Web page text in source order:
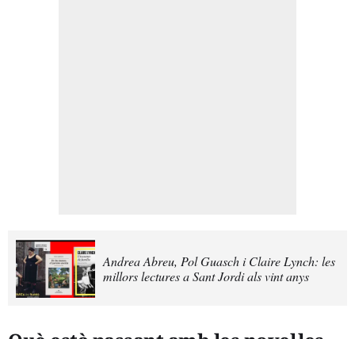
Andrea Abreu, Pol Guasch i Claire Lynch: les
millors lectures a Sant Jordi als vint anys